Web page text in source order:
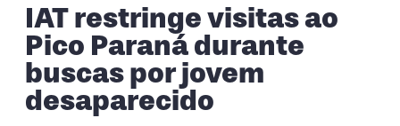
IAT restringe visitas ao
Pico Paraná durante
buscas por jovem
desaparecido